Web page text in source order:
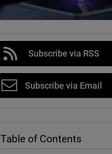
Subscribe via RSS
Subscribe via Email
Table of Contents